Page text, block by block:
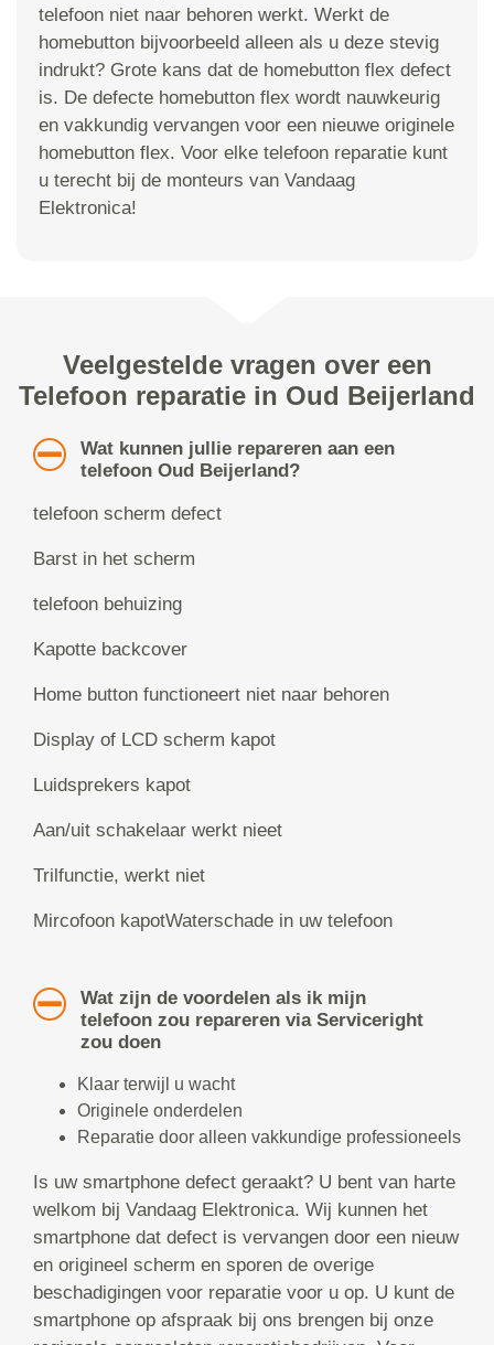
telefoon niet naar behoren werkt. Werkt de
homebutton bijvoorbeeld alleen als u deze stevig
indrukt? Grote kans dat de homebutton flex defect
is. De defecte homebutton flex wordt nauwkeurig
en vakkundig vervangen voor een nieuwe originele
homebutton flex. Voor elke telefoon reparatie kunt
u terecht bij de monteurs van Vandaag
Elektronica!
Veelgestelde vragen over een
Telefoon reparatie in Oud Beijerland
Wat kunnen jullie repareren aan een
telefoon Oud Beijerland?
telefoon scherm defect
Barst in het scherm
telefoon behuizing
Kapotte backcover
Home button functioneert niet naar behoren
Display of LCD scherm kapot
Luidsprekers kapot
Aan/uit schakelaar werkt nieet
Trilfunctie, werkt niet
Mircofoon kapotWaterschade in uw telefoon
Wat zijn de voordelen als ik mijn
telefoon zou repareren via Serviceright
zou doen
Klaar terwijl u wacht
Originele onderdelen
Reparatie door alleen vakkundige professioneels
Is uw smartphone defect geraakt? U bent van harte
welkom bij Vandaag Elektronica. Wij kunnen het
smartphone dat defect is vervangen door een nieuw
en origineel scherm en sporen de overige
beschadigingen voor reparatie voor u op. U kunt de
smartphone op afspraak bij ons brengen bij onze